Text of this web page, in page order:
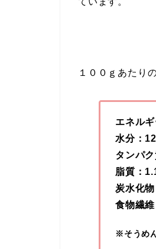
１００ｇあたり
エネル
水分：
タンパ
脂質：
炭水化
食物繊
※そうめ